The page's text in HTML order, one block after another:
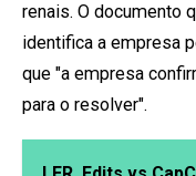
renais. O documento
identifica a empresa
que "a empresa
para o resolver".